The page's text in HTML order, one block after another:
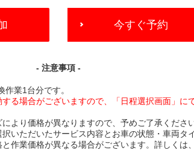
今すぐ予約
- 注意事項 -
業1台分です。
る場合がございますので、「日程選択画面」に
より価格が異なりますので、予めご了承ください
いただいたサービス内容とお車の状態・車両タ
作業価格が異なる場合がございます。詳しくは